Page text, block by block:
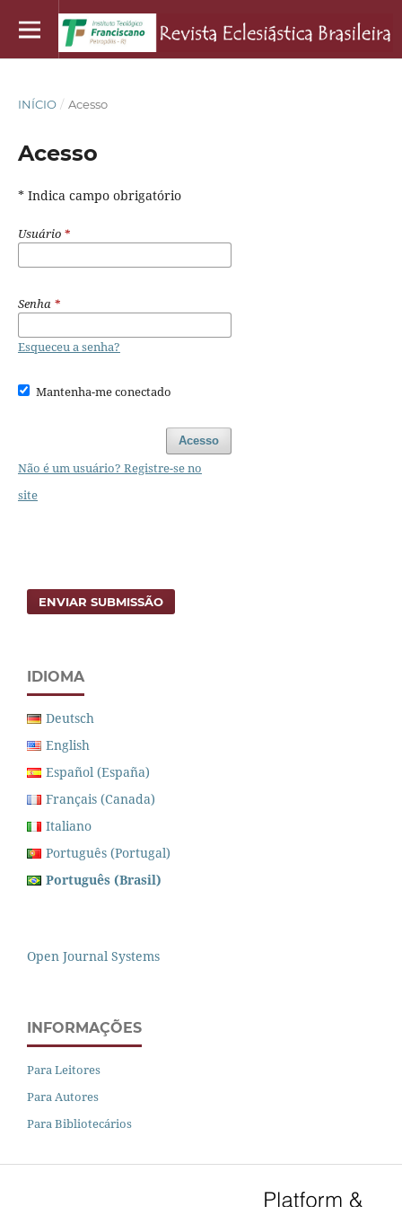
INÍCIO / Acesso
Acesso
* Indica campo obrigatório
Usuário *
Senha *
Esqueceu a senha?
Mantenha-me conectado
Acesso
Não é um usuário? Registre-se no
site
ENVIAR SUBMISSÃO
IDIOMA
Deutsch
English
Español (España)
Français (Canada)
Italiano
Português (Portugal)
Português (Brasil)
Open Journal Systems
INFORMAÇÕES
Para Leitores
Para Autores
Para Bibliotecários